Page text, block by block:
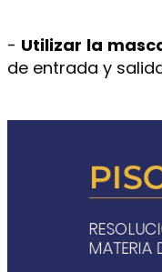
- Utilizar la
de entrada y